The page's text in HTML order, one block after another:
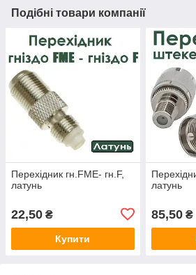
Подібні товари компанії
Перехідник гн.FME- гн.F,
латунь
22,50 ₴
Купити
латунь
85,50₴